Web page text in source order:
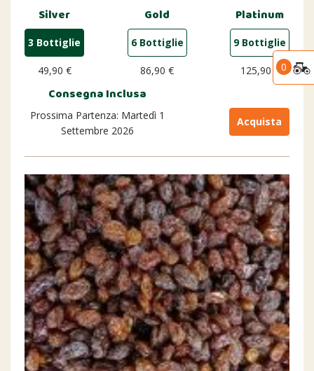
0
Silver
3 Bottiglie
49,90 €
Gold
6 Bottiglie
86,90 €
Platinum
9 Bottiglie
125,90 €
Consegna Inclusa
Prossima Partenza: Martedì 1
Settembre 2026
Acquista